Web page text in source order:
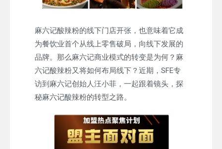
麻六记酸辣粉的线下门店开张，也意味着它成
为餐饮业首个从线上零售破局，向线下发展的
品牌。那么麻六记商业模式的转变是为何？麻
六记酸辣粉又将如何布局线下？近期，SFE专
访到麻六记创始人汪小菲，一起跟着镜头，探
秘麻六记酸辣粉的转型之路。